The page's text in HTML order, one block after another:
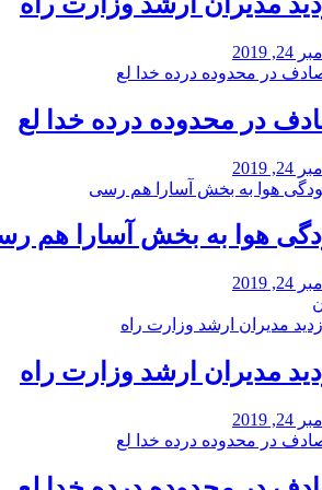
2019
در محدوده درده خدا لع
2019
هوا به بخش آسارا هم
2019
مدیران ارشد وزارت راه
2019